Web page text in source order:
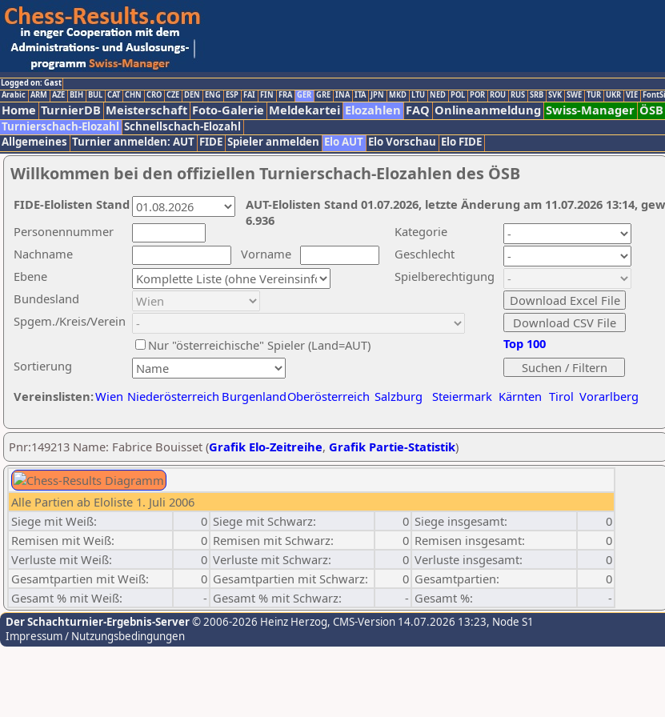
Logged on: Gast
Arabic ARM AZE BIH BUL CAT CHN CRO CZE DEN ENG ESP FAI FIN FRA GER GRE INA ITA JPN MKD LTU NED POL POR ROU RUS SRB SVK SWE TUR UKR VIE
Home TurnierDB Meisterschaft Foto-Galerie Meldekartei Elozahlen FAQ Onlineanmeldung Swiss-Manager ÖSB
Turnierschach-Elozahl Schnellschach-Elozahl
Allgemeines Turnier anmelden: AUT FIDE Spieler anmelden Elo AUT Elo Vorschau Elo FIDE
Willkommen bei den offiziellen Turnierschach-Elozahlen des ÖSB
Nachname
Vorname
Ebene
Kategorie
Sortierung
Personennummer
Bundesland
Spgem./Kreis/Verein
Geschlecht
Nur "österreichische" Spieler (Land=AUT)
Spielberechtigung
Vereinslisten:Wien Niederösterreich BurgenlandOberösterreich Salzburg Steiermark Kärnten Tirol Vorarlberg
Top 100
AUT-Elolisten Stand 01.07.2026, letzte Änderung am 11.07.2026 13:14,
6.936
FIDE-Elolisten Stand
Pnr:149213 Name: Fabrice Bouisset (Grafik Elo-Zeitreihe, Grafik Partie-Statistik)
Alle Partien ab Eloliste 1. Juli 2006
Siege mit Weiß:
0 Siege mit Schwarz: 0 Siege insgesamt:
0
Remisen mit Weiß:
0 Remisen mit Schwarz: 0 Remisen insgesamt:
0
Verluste mit Weiß:
0 Verluste mit Schwarz: 0 Verluste insgesamt:
0
Gesamtpartien mit Weiß:
0 Gesamtpartien mit Schwarz: 0 Gesamtpartien:
0
Gesamt % mit Weiß:
- Gesamt % mit Schwarz: - Gesamt %: -
Der Schachturnier-Ergebnis-Server© 2006-2026 Heinz Herzog, CMS-Version 14.07.2026 13:23, Node S1
Impressum / Nutzungsbedingungen